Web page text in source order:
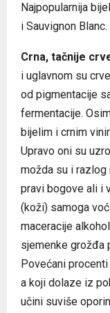
Najpopularnija
i Sauvignon Blanc.
Crna, tačnije
i uglavnom su
od pigmentacije
fermentacije.
bijelim i crnim
Upravo oni su
možda su i
pravi bogove ali i
(koži) samoga
maceracije
sjemenke grožđa
Povećani
a koji dolaze iz
učini suviše